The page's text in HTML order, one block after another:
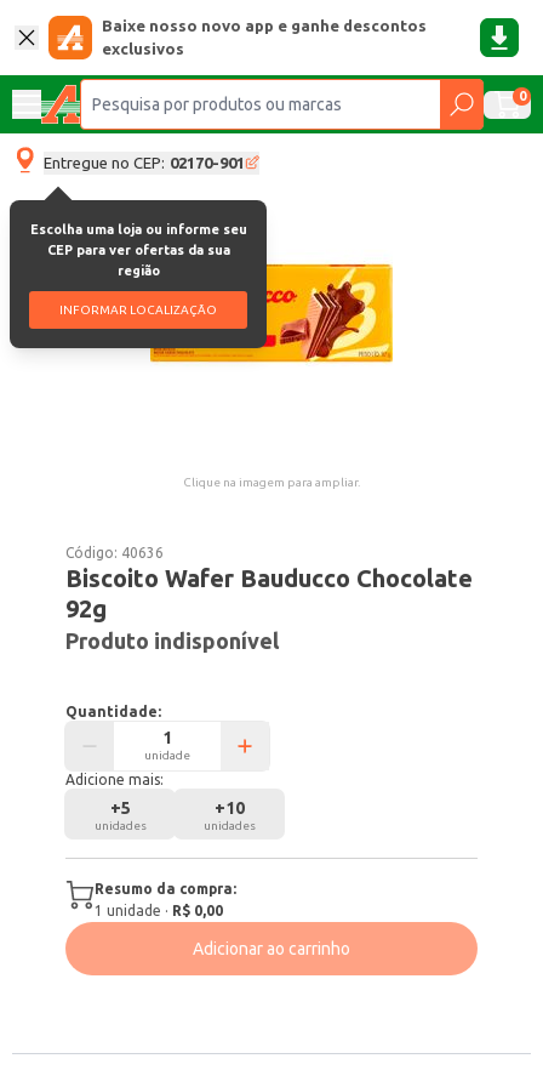
Baixe nosso novo app e ganhe descontos
exclusivos
0
Entregue no CEP: 02170-901
Escolha uma loja ou informe seu
CEP para ver ofertas da sua
região
INFORMAR LOCALIZAÇÃO
Clique na imagem para ampliar.
Código: 40636
Biscoito Wafer Bauducco Chocolate
92g
Produto indisponível
Quantidade:
unidade
Adicione mais:
+5
unidades
+10
unidades
Resumo da compra:
1 unidade · R$ 0,00
Adicionar ao carrinho